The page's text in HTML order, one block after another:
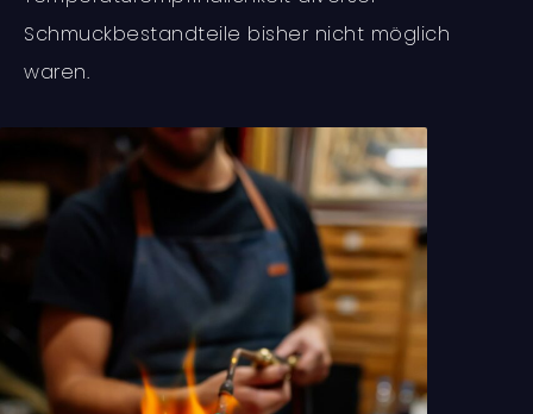
Schmuckbestandteile bisher nicht möglich
waren.